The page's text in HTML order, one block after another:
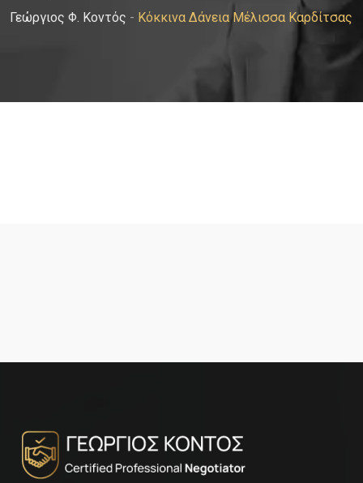
Γεώργιος Φ. Κοντός - Κόκκινα Δάνεια Μέλισσα Καρδίτσας